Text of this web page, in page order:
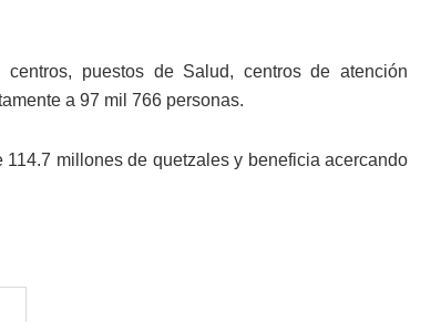
puestos de Salud, centros de atención
a 97 mil 766 personas.
millones de quetzales y beneficia acercando